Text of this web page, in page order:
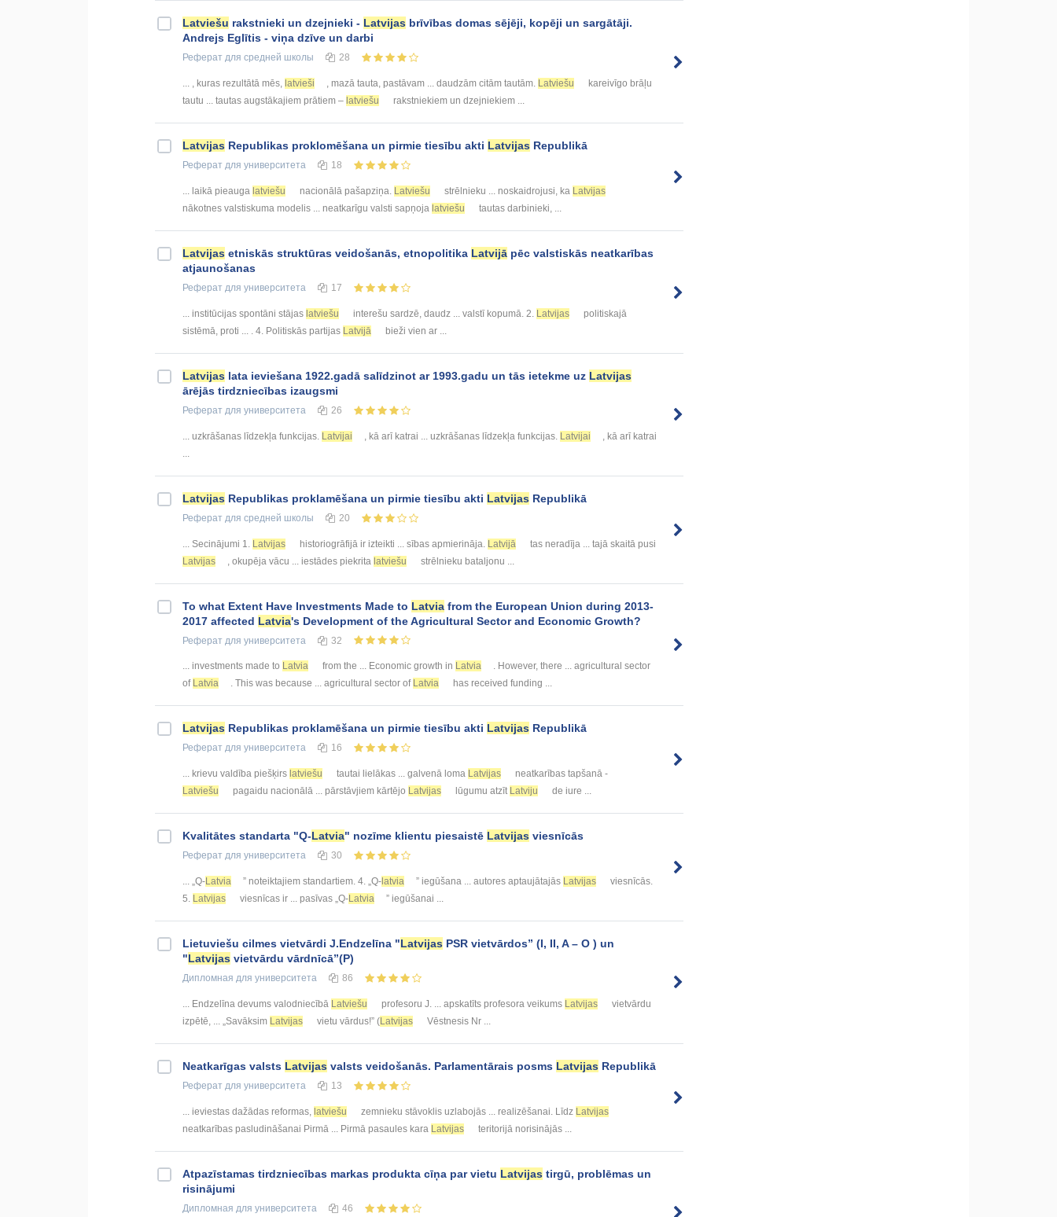
Latviešu rakstnieki un dzejnieki - Latvijas brīvības domas sējēji, kopēji un sargātāji.
Andrejs Eglītis - viņa dzīve un darbi
Реферат для средней школы 28
... , kuras rezultātā mēs, latvieši , mazā tauta, pastāvam ... daudzām citām tautām. Latviešu
kareivīgo brāļu
tautu ... tautas augstākajiem prātiem – latviešu rakstniekiem un dzejniekiem ...
Latvijas Republikas proklomēšana un pirmie tiesību akti Latvijas Republikā
Реферат для университета 18
... laikā pieauga latviešu nacionālā pašapziņa. Latviešu strēlnieku ... noskaidrojusi, ka Latvijas
nākotnes valstiskuma modelis ... neatkarīgu valsti sapņoja latviešu tautas darbinieki, ...
Latvijas etniskās struktūras veidošanās, etnopolitika Latvijā pēc valstiskās neatkarības
atjaunošanas
Реферат для университета 17
... institūcijas spontāni stājas latviešu interešu sardzē, daudz ... valstī kopumā. 2. Latvijas
politiskajā
sistēmā, proti ... . 4. Politiskās partijas Latvijā bieži vien ar ...
Latvijas lata ieviešana 1922.gadā salīdzinot ar 1993.gadu un tās ietekme uz Latvijas
ārējās tirdzniecības izaugsmi
Реферат для университета 26
... uzkrāšanas līdzekļa funkcijas. Latvijai , kā arī katrai ... uzkrāšanas līdzekļa funkcijas. Latvijai
, kā arī katrai
Latvijas Republikas proklamēšana un pirmie tiesību akti Latvijas Republikā
Реферат для средней школы 20
... Secinājumi 1. Latvijas historiogrāfijā ir izteikti ... sības apmierināja. Latvijā
tas neradīja ... tajā skaitā pusi
Latvijas
, okupēja vācu ... iestādes piekrita latviešu strēlnieku bataljonu ...
To what Extent Have Investments Made to Latvia from the European Union during 2013-
2017 affected Latvia's Development of the Agricultural Sector and Economic Growth?
Реферат для университета 32
... investments made to Latvia from the ... Economic growth in Latvia
. However, there ... agricultural sector
of Latvia . This was because ... agricultural sector of Latvia has received funding ...
Latvijas Republikas proklamēšana un pirmie tiesību akti Latvijas Republikā
Реферат для университета 16
... krievu valdība piešķirs latviešu tautai lielākas ... galvenā loma Latvijas
neatkarības tapšanā -
Latviešu
pagaidu nacionālā ... pārstāvjiem kārtējo Latvijas lūgumu atzīt Latviju de iure ...
Kvalitātes standarta "Q-Latvia" nozīme klientu piesaistē Latvijas viesnīcās
Реферат для университета 30
... „Q-Latvia ” noteiktajiem standartiem. 4. „Q- latvia ” iegūšana ... autores aptaujātajās Latvijas
viesnīcās.
5. Latvijas viesnīcas ir ... pasīvas „Q-Latvia ” iegūšanai ...
Lietuviešu cilmes vietvārdi J.Endzelīna "Latvijas PSR vietvārdos” (I, II, A – O ) un
"Latvijas vietvārdu vārdnīcā”(P)
Дипломная для университета 86
... Endzelīna devums valodniecībā Latviešu profesoru J. ... apskatīts profesora veikums Latvijas
vietvārdu
izpētē, ... „Savāksim Latvijas vietu vārdus!” (Latvijas Vēstnesis Nr ...
Neatkarīgas valsts Latvijas valsts veidošanās. Parlamentārais posms Latvijas Republikā
Реферат для университета 13
... ieviestas dažādas reformas, latviešu zemnieku stāvoklis uzlabojās ... realizēšanai. Līdz Latvijas
neatkarības pasludināšanai Pirmā ... Pirmā pasaules kara Latvijas teritorijā norisinājās ...
Atpazīstamas tirdzniecības markas produkta cīņa par vietu Latvijas tirgū, problēmas un
risinājumi
Дипломная для университета 46